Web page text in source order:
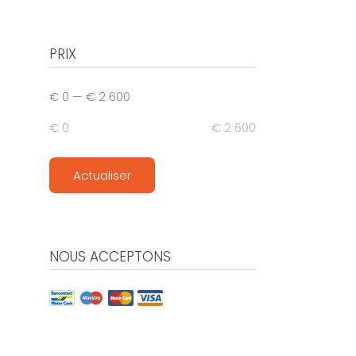
PRIX
€ 0 — € 2 600
€ 0
€ 2 600
Actualiser
NOUS ACCEPTONS